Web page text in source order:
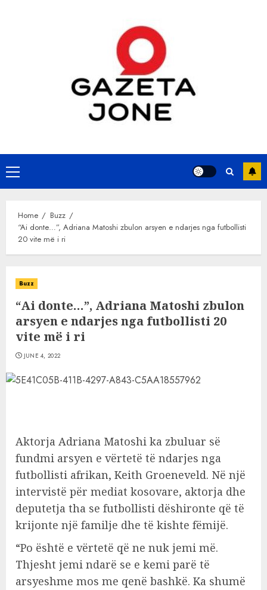
Primary
Menu
Home
Buzz
“Ai donte…”, Adriana Matoshi zbulon arsyen e ndarjes nga futbollisti
20 vite më i ri
Buzz
“Ai donte…”, Adriana Matoshi zbulon
arsyen e ndarjes nga futbollisti 20
vite më i ri
JUNE 4, 2022
Aktorja Adriana Matoshi ka zbuluar së
fundmi arsyen e vërtetë të ndarjes nga
futbollisti afrikan, Keith Groeneveld. Në një
intervistë për mediat kosovare, aktorja dhe
deputetja tha se futbollisti dëshironte që të
krijonte një familje dhe të kishte fëmijë.
“Po është e vërtetë që ne nuk jemi më.
Thjesht jemi ndarë se e kemi parë të
arsyeshme mos me qenë bashkë. Ka shumë